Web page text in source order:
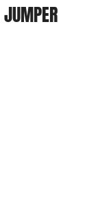
JUMPER